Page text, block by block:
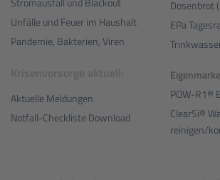
Unfälle und Feuer im Haushalt
Pandemie, Bakterien, Viren
Aktuelle Meldungen
Notfall-Checkliste Download
Dosenbrot
EPa
POW-R1®
ClearSi®
reinigen/